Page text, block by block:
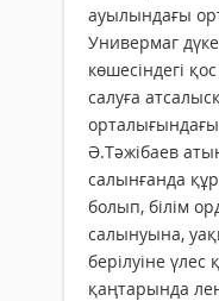
ауылындағы
Универмаг
көшесіндегі
салуға
Ә.Тәжібаев
салынғанда
болып, білім
салынуына,
берілуіне
қаңтарында